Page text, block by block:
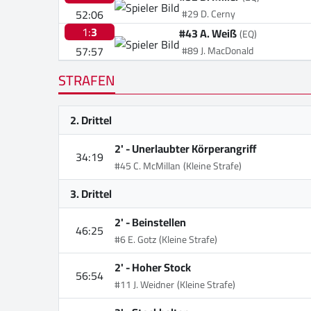
52:06
#29 D. Cerny
1:3
57:57
#43 A. Weiß(EQ)
#89 J. MacDonald
STRAFEN
2. Drittel
34:19 2' -Unerlaubter Körperangriff
#45 C. McMillan(Kleine Strafe)
3. Drittel
46:25 2' -Beinstellen
#6 E. Gotz(Kleine Strafe)
56:54 2' -Hoher Stock
#11 J. Weidner(Kleine Strafe)